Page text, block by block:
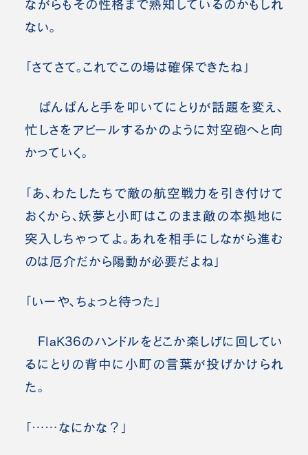
ながらもその性格まで熟知しているのかもしれ
ない。
「さてさて。これでこの場は確保できたね」
ぱんぱんと手を叩いてにとりが話題を変え、
忙しさをアピールするかのように対空砲へと向
かっていく。
「あ、わたしたちで敵の航空戦力を引き付けて
おくから、妖夢と小町はこのまま敵の本拠地に
突入しちゃってよ。あれを相手にしながら進む
のは厄介だから陽動が必要だよね」
「いーや、ちょっと待った」
FlaK36のハンドルをどこか楽しげに回してい
るにとりの背中に小町の言葉が投げかけられ
た。
「……なにかな？」